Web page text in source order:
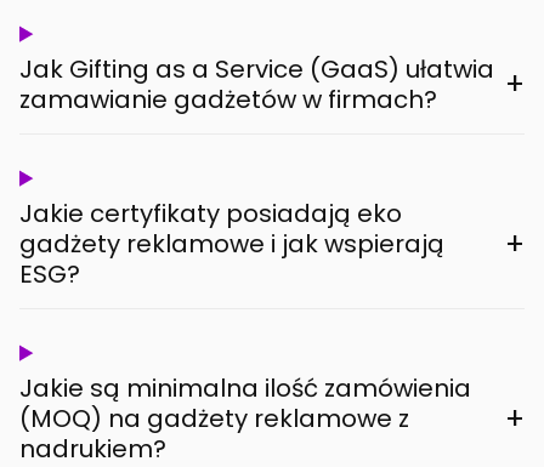
Jak Gifting as a Service (GaaS) ułatwia
zamawianie gadżetów w firmach?
+
Jakie certyfikaty posiadają eko
gadżety reklamowe i jak wspierają
ESG?
+
Jakie są minimalna ilość zamówienia
(MOQ) na gadżety reklamowe z
nadrukiem?
+